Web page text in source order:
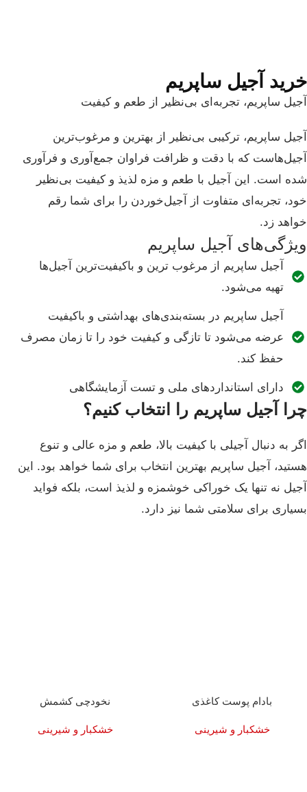
خرید آجیل ساپریم
آجیل ساپریم، تجربه‌ای بی‌نظیر از طعم و کیفیت
آجیل ساپریم، ترکیبی بی‌نظیر از بهترین و مرغوب‌ترین
آجیل‌هاست که با دقت و ظرافت فراوان جمع‌آوری و فرآوری
شده است. این آجیل با طعم و مزه لذیذ و کیفیت بی‌نظیر
خود، تجربه‌ای متفاوت از آجیل‌خوردن را برای شما رقم
خواهد زد.
ویژگی‌های آجیل ساپریم
آجیل ساپریم از مرغوب ترین و باکیفیت‌ترین آجیل‌ها
تهیه می‌شود.
آجیل ساپریم در بسته‌بندی‌های بهداشتی و باکیفیت
عرضه می‌شود تا تازگی و کیفیت خود را تا زمان مصرف
حفظ کند.
دارای استانداردهای ملی و تست آزمایشگاهی
چرا آجیل ساپریم را انتخاب کنیم؟
اگر به دنبال آجیلی با کیفیت بالا، طعم و مزه عالی و تنوع
هستید، آجیل ساپریم بهترین انتخاب برای شما خواهد بود. این
آجیل نه تنها یک خوراکی خوشمزه و لذیذ است، بلکه فواید
بسیاری برای سلامتی شما نیز دارد.
بادام پوست کاغذی
خشکبار و شیرینی
نخودچی کشمش
خشکبار و شیرینی